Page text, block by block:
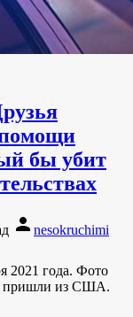
помощи
бы убит
person nesokruchimi
2021 года. Фото
пришли из США.